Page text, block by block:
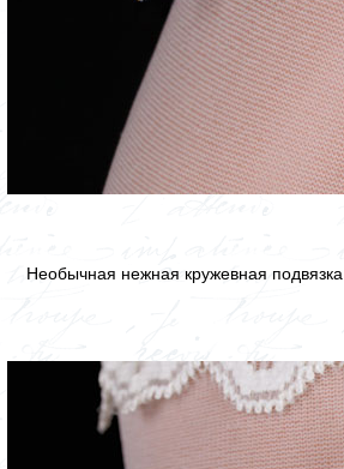
Необычная нежная кружевная подвязка